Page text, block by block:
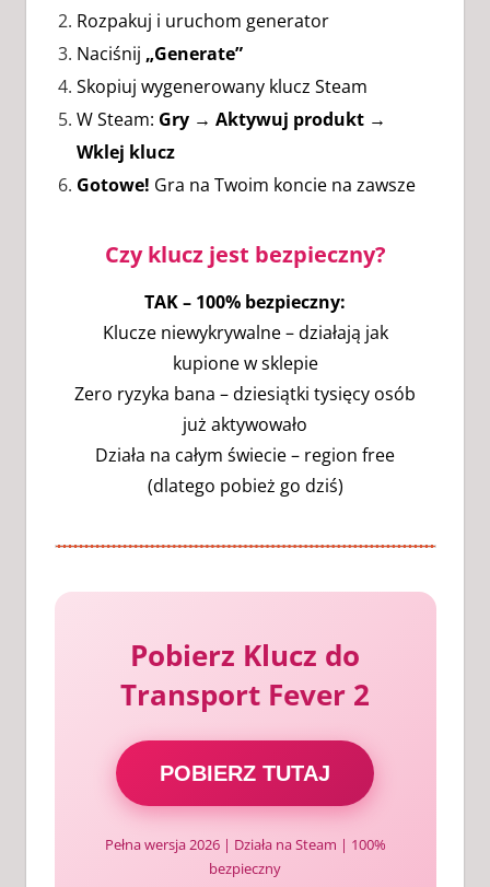
Rozpakuj i uruchom generator
Naciśnij „Generate”
Skopiuj wygenerowany klucz Steam
W Steam: Gry → Aktywuj produkt →
Wklej klucz
Gotowe! Gra na Twoim koncie na zawsze
Czy klucz jest bezpieczny?
TAK – 100% bezpieczny:
Klucze niewykrywalne – działają jak
kupione w sklepie
Zero ryzyka bana – dziesiątki tysięcy osób
już aktywowało
Działa na całym świecie – region free
(dlatego pobież go dziś)
Pobierz Klucz do
Transport Fever 2
POBIERZ TUTAJ
Pełna wersja 2026 | Działa na Steam | 100%
bezpieczny